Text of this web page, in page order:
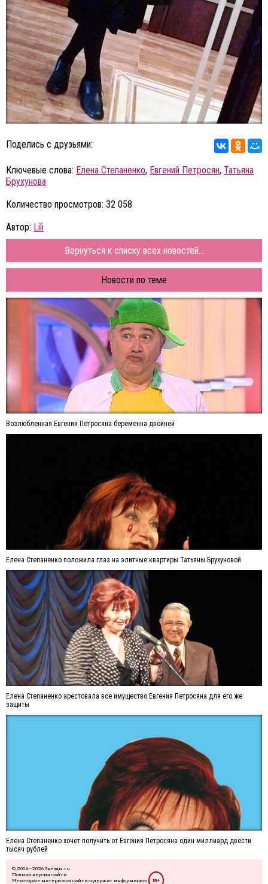
Поделись с друзьями:
Ключевые слова: Елена Степаненко, Евгений Петросян, Татьяна
Брухунова
Количество просмотров: 32 058
Автор: Lili
Вернуться к списку всех новостей...
Новости по теме
Возлюбленная Евгения Петросяна беременна двойней
Елена Степаненко положила глаз на элитные квартиры Татьяны Брухуновой
Елена Степаненко арестовала все имущество Евгения Петросяна для его же
защиты
Елена Степаненко хочет получить от Евгения Петросяна один миллиард двести
тысяч рублей
© 2004—2026 Звёзды.ru
Полная версия сайта
Некоторые материалы сайта содержат информацию
18+